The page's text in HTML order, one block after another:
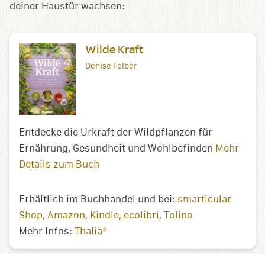
deiner Haustür wachsen:
Wilde Kraft
Denise Felber
Entdecke die Urkraft der Wildpflanzen für
Ernährung, Gesundheit und Wohlbefinden Mehr
Details zum Buch
Erhältlich im Buchhandel und bei: smarticular
Shop Amazon Kindle ecolibri Tolino
Mehr Infos: Thalia*